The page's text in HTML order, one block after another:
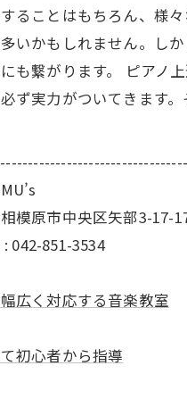
ることはもちろん、様
いかもしれません。し
も繋がります。 ピアノ
ず実力がついてきます
模原市中央区矢部3-17-
042-851-3534
広く対応する音楽教室
初心者から指導